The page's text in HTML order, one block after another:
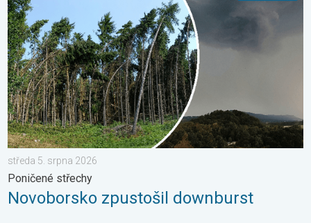
středa 5. srpna 2026
Poničené střechy
Novoborsko zpustošil downburst